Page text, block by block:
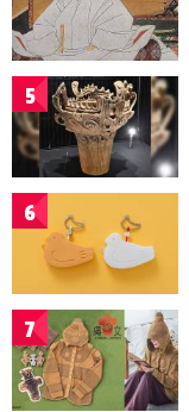
5
6
7